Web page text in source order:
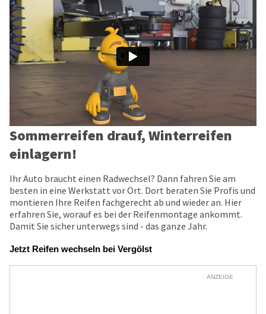
Sommerreifen drauf, Winterreifen
einlagern!
Ihr Auto braucht einen Radwechsel? Dann fahren Sie am
besten in eine Werkstatt vor Ort. Dort beraten Sie Profis und
montieren Ihre Reifen fachgerecht ab und wieder an. Hier
erfahren Sie, worauf es bei der Reifenmontage ankommt.
Damit Sie sicher unterwegs sind - das ganze Jahr.
Jetzt Reifen wechseln bei Vergölst
ANZEIGE